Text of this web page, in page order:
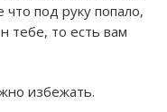
под руку попало,
тебе, то есть вам
избежать.